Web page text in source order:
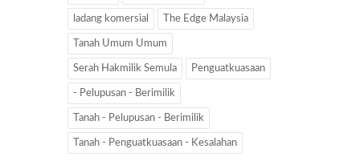
ladang komersial The Edge Malaysia
Tanah Umum Umum
Serah Hakmilik Semula Penguatkuasaan
- Pelupusan - Berimilik
Tanah - Pelupusan - Berimilik
Tanah - Penguatkuasaan - Kesalahan